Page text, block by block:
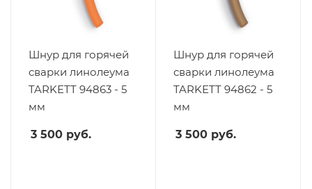
Шнур для горячей
сварки линолеума
TARKETT 94863 - 5
мм
3 500 руб.
Шнур для горячей
сварки линолеума
TARKETT 94862 - 5
мм
3 500 руб.